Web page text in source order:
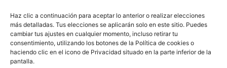
Haz clic a continuación para aceptar lo anterior o realizar elecciones
más detalladas. Tus elecciones se aplicarán solo en este sitio. Puedes
cambiar tus ajustes en cualquier momento, incluso retirar tu
consentimiento, utilizando los botones de la Política de cookies o
haciendo clic en el icono de Privacidad situado en la parte inferior de la
pantalla.
Varios
1185
En Básico